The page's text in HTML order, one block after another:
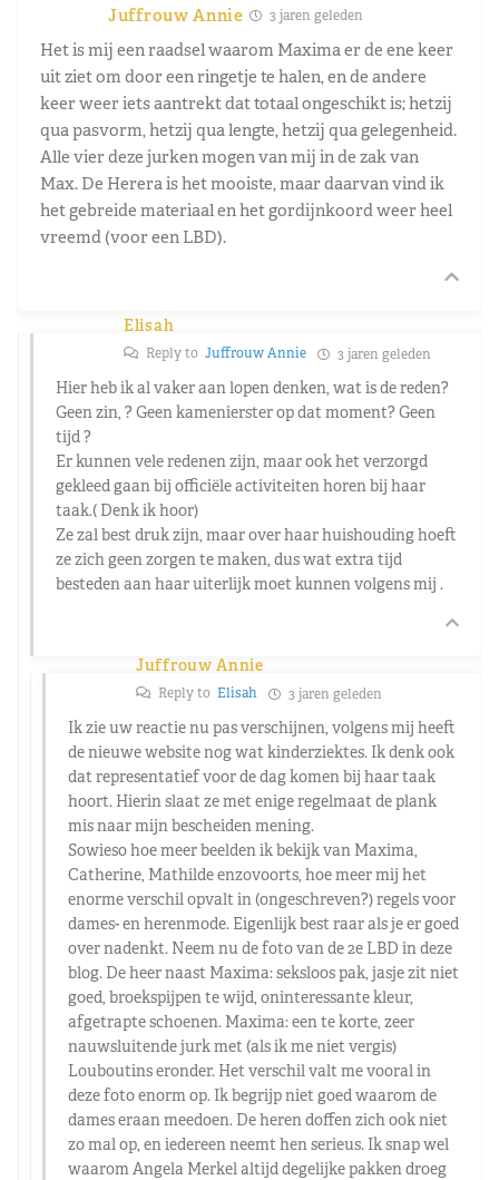
Juffrouw Annie 3 jaren geleden
Het is mij een raadsel waarom Maxima er de ene keer
uit ziet om door een ringetje te halen, en de andere
keer weer iets aantrekt dat totaal ongeschikt is; hetzij
qua pasvorm, hetzij qua lengte, hetzij qua gelegenheid.
Alle vier deze jurken mogen van mij in de zak van
Max. De Herera is het mooiste, maar daarvan vind ik
het gebreide materiaal en het gordijnkoord weer heel
vreemd (voor een LBD).
Elisah
Reply to Juffrouw Annie 3 jaren geleden
Hier heb ik al vaker aan lopen denken, wat is de reden?
Geen zin, ? Geen kamenierster op dat moment? Geen
tijd ?
Er kunnen vele redenen zijn, maar ook het verzorgd
gekleed gaan bij officiële activiteiten horen bij haar
taak.( Denk ik hoor)
Ze zal best druk zijn, maar over haar huishouding hoeft
ze zich geen zorgen te maken, dus wat extra tijd
besteden aan haar uiterlijk moet kunnen volgens mij .
Juffrouw Annie
Reply to Elisah 3 jaren geleden
Ik zie uw reactie nu pas verschijnen, volgens mij heeft
de nieuwe website nog wat kinderziektes. Ik denk ook
dat representatief voor de dag komen bij haar taak
hoort. Hierin slaat ze met enige regelmaat de plank
mis naar mijn bescheiden mening.
Sowieso hoe meer beelden ik bekijk van Maxima,
Catherine, Mathilde enzovoorts, hoe meer mij het
enorme verschil opvalt in (ongeschreven?) regels voor
dames- en herenmode. Eigenlijk best raar als je er goed
over nadenkt. Neem nu de foto van de 2e LBD in deze
blog. De heer naast Maxima: seksloos pak, jasje zit niet
goed, broekspijpen te wijd, oninteressante kleur,
afgetrapte schoenen. Maxima: een te korte, zeer
nauwsluitende jurk met (als ik me niet vergis)
Louboutins eronder. Het verschil valt me vooral in
deze foto enorm op. Ik begrijp niet goed waarom de
dames eraan meedoen. De heren doffen zich ook niet
zo mal op, en iedereen neemt hen serieus. Ik snap wel
waarom Angela Merkel altijd degelijke pakken droeg